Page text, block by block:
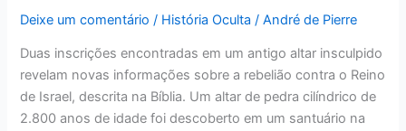
Deixe um comentário / História Oculta /André de Pierre
Duas inscrições encontradas em um antigo altar insculpido
revelam novas informações sobre a rebelião contra o Reino
de Israel, descrita na Bíblia. Um altar de pedra cilíndrico de
2.800 anos de idade foi descoberto em um santuário na